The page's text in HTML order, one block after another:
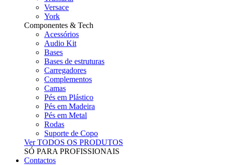
Versace
York
Componentes & Tech
Acessórios
Audio Kit
Bases
Bases de estruturas
Carregadores
Complementos
Camas
Pés em Plástico
Pés em Madeira
Pés em Metal
Rodas
Suporte de Copo
Ver TODOS OS PRODUTOS
SÓ PARA PROFISSIONAIS
Contactos